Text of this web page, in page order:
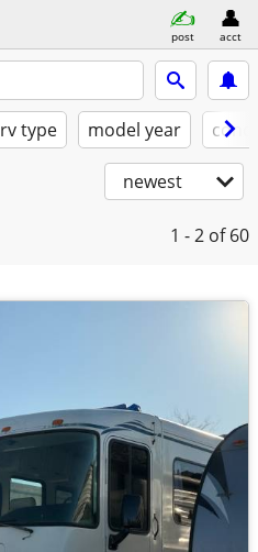
post acct
rv type model year
newest
1 - 2 of 60